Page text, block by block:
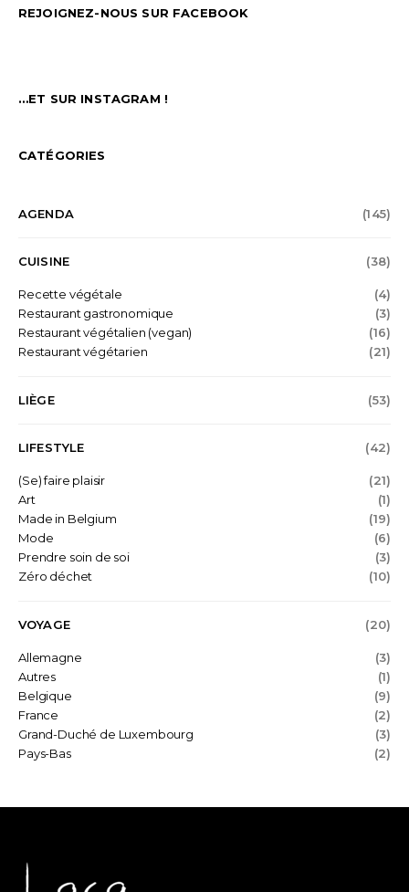
REJOIGNEZ-NOUS SUR FACEBOOK
…ET SUR INSTAGRAM !
CATÉGORIES
AGENDA (145)
CUISINE (38)
Recette végétale
(4)
Restaurant gastronomique
(3)
Restaurant végétalien (vegan)
(16)
Restaurant végétarien
(21)
LIÈGE (53)
LIFESTYLE (42)
(Se) faire plaisir
(21)
Art
(1)
Made in Belgium
(19)
Mode
(6)
Prendre soin de soi
(3)
Zéro déchet
(10)
VOYAGE (20)
Allemagne
(3)
Autres
(1)
Belgique
(9)
France
(2)
Grand-Duché de Luxembourg
(3)
Pays-Bas
(2)